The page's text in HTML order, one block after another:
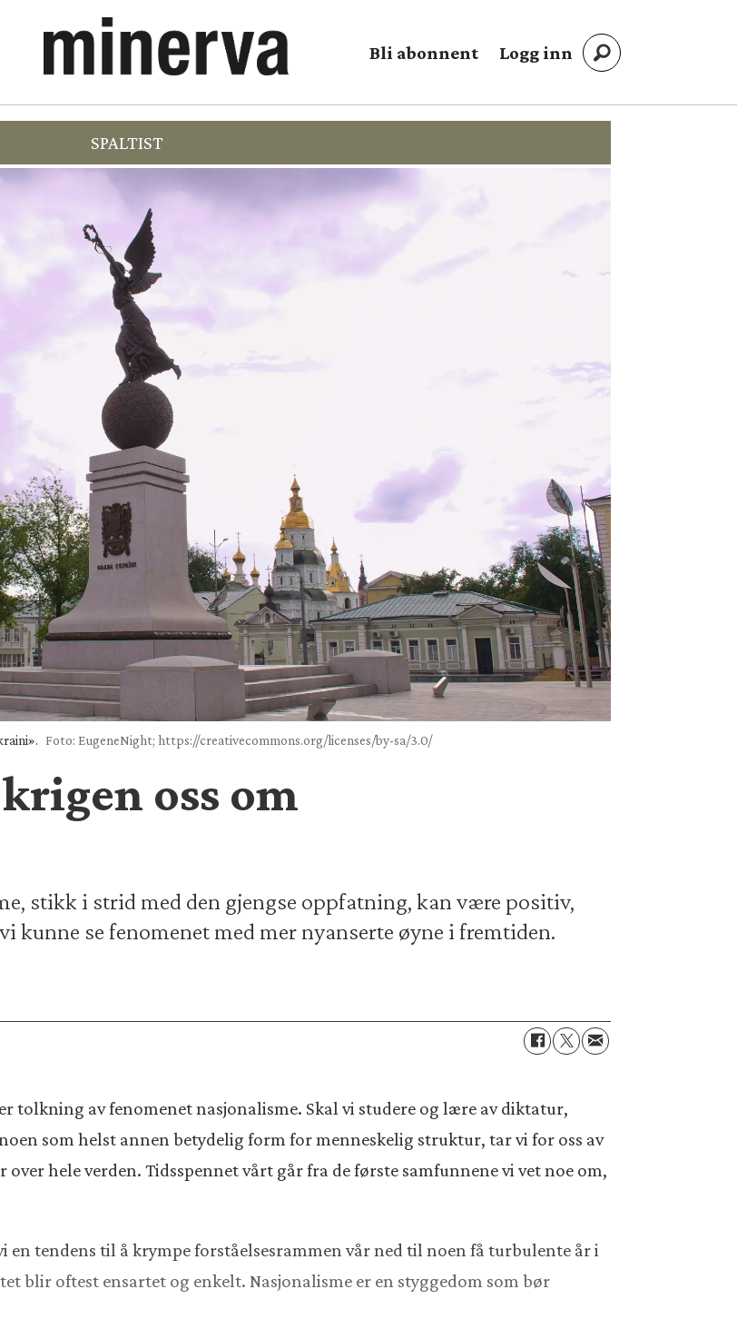
Bli abonnent Logg inn
SPALTIST
Foto: EugeneNight; https://creativecommons.org/licenses/by-sa/3.0/
oss om
stikk i strid med den gjengse oppfatning, kan være positiv,
kunne se fenomenet med mer nyanserte øyne i fremtiden.
tolkning av fenomenet nasjonalisme. Skal vi studere og lære av diktatur,
som helst annen betydelig form for menneskelig struktur, tar vi for oss av
hele verden. Tidsspennet vårt går fra de første samfunnene vi vet noe om,
en tendens til å krympe forståelsesrammen vår ned til noen få turbulente år i
blir oftest ensartet og enkelt. Nasjonalisme er en styggedom som bør